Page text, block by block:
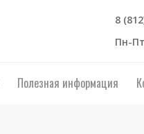
8
Пн-
Полезная информация